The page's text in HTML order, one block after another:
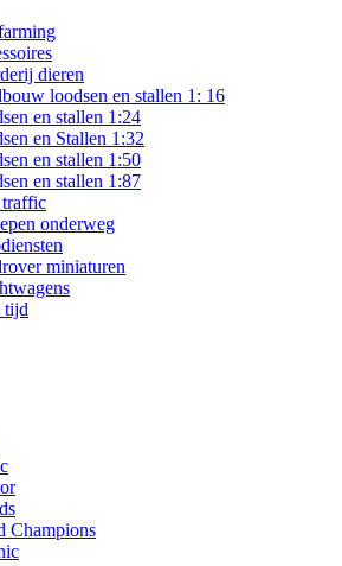
dieren
loodsen en stallen 1: 16
en stallen 1:24
en Stallen 1:32
en stallen 1:50
en stallen 1:87
onderweg
miniaturen
tijd
Champions